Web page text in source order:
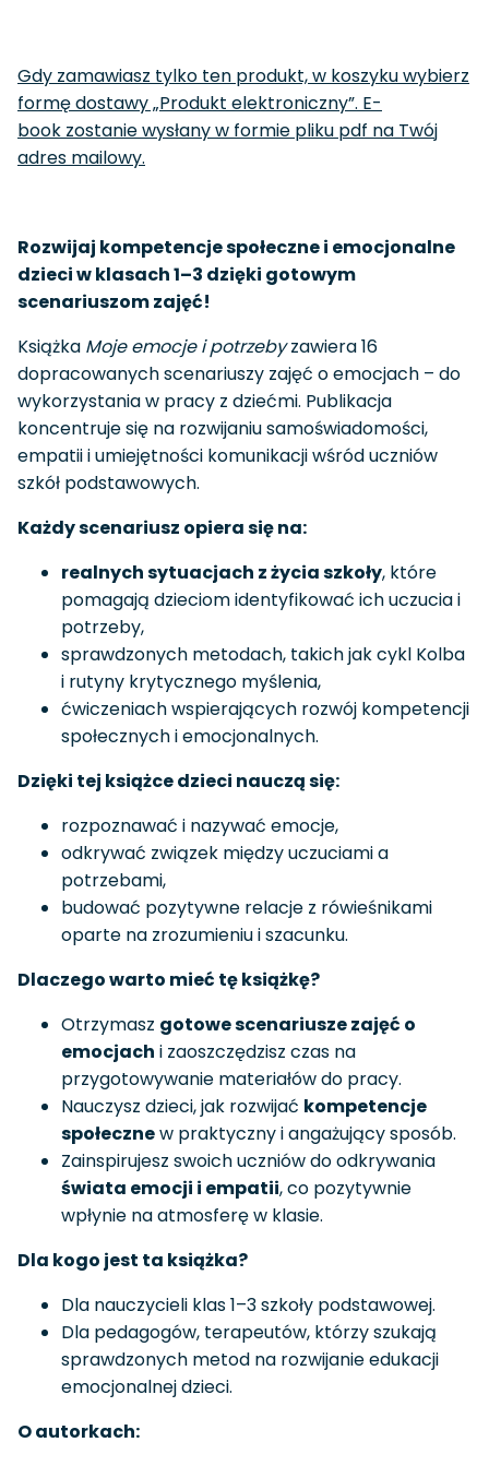
Gdy zamawiasz tylko ten produkt, w koszyku wybierz
formę dostawy „Produkt elektroniczny”. E-
book zostanie wysłany w formie pliku pdf na Twój
adres mailowy.
Rozwijaj kompetencje społeczne i emocjonalne
dzieci w klasach 1–3 dzięki gotowym
scenariuszom zajęć!
Książka Moje emocje i potrzebyzawiera 16
dopracowanych scenariuszy zajęć o emocjach – do
wykorzystania w pracy z dziećmi. Publikacja
koncentruje się na rozwijaniu samoświadomości,
empatii i umiejętności komunikacji wśród uczniów
szkół podstawowych.
Każdy scenariusz opiera się na:
realnych sytuacjach z życia szkoły, które
pomagają dzieciom identyfikować ich uczucia i
potrzeby,
sprawdzonych metodach, takich jak cykl Kolba
i rutyny krytycznego myślenia,
ćwiczeniach wspierających rozwój kompetencji
społecznych i emocjonalnych.
Dzięki tej książce dzieci nauczą się:
rozpoznawać i nazywać emocje,
odkrywać związek między uczuciami a
potrzebami,
budować pozytywne relacje z rówieśnikami
oparte na zrozumieniu i szacunku.
Dlaczego warto mieć tę książkę?
Otrzymasz gotowe scenariusze zajęć o
emocjach i zaoszczędzisz czas na
przygotowywanie materiałów do pracy.
Nauczysz dzieci, jak rozwijać kompetencje
społecznew praktyczny i angażujący sposób.
Zainspirujesz swoich uczniów do odkrywania
świata emocji i empatii, co pozytywnie
wpłynie na atmosferę w klasie.
Dla kogo jest ta książka?
Dla nauczycieli klas 1–3 szkoły podstawowej.
Dla pedagogów, terapeutów, którzy szukają
sprawdzonych metod na rozwijanie edukacji
emocjonalnej dzieci.
O autorkach: